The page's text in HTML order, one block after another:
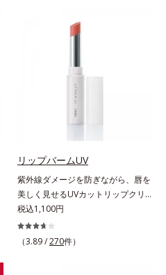
成独自の（Ｃ１２－２０）アルキル
グルコシド（保湿）で形成するミセ
くる技術が日本初（2024年12月時
点、J－GLOBALによる自社調べ）
*2 オルビス内でかつてないオイル
クレンジングのこと*3 ポーラ化成
独自の（Ｃ１２－２０）アルキルグ
による*6 キメの乱れによる＜使用
量目安＞適量＜使用ステップ＞オル
ビス ザ クレンジング オイル ⇒
洗顔料 ⇒ 化粧水 ⇒ 保湿液
※W洗顔が必要です＜使用方法＞1.
適量（2プッシュ程度）をとり、手
ていることの根本原因に着目。加齢
とともに現れる年齢サイン(*5)につ
ない状態である「ハリのなさ」や、
ある「透明感のなさ」が現れること
で大人の肌印象に大きな影響を与え
ていることが分かりました。そこで
オルビスユー ドットシリーズは美
容成分(*7)として「G.D.F.アクティ
ベーター(*8)」を配合。そして、従
来から配合している美白有効成分
「トラネキサム酸」を配合しまし
た。さらに、シリーズ共通の美容成
分(*7)「GLルートブースター(*9)」
を配合することで、肌のふっくら感
リップバームUV
紫外線ダメージを防ぎながら、唇を
美しく見せるUVカットリップクリ
ーム。UV対策を忘れがちな唇に。
紫外線をカットしながら、顔色をパ
ッと明るく見せるUVカットリップ
税込1,100円
（3.89 /270件）